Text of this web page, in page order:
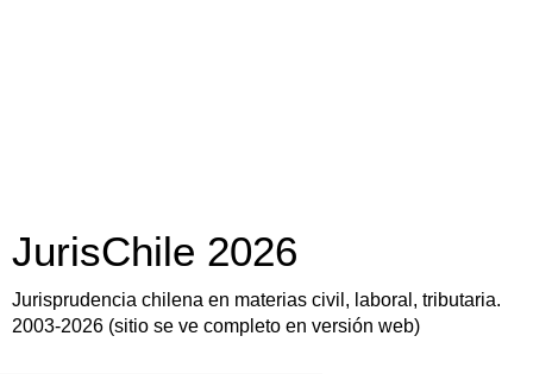
JurisChile 2026
Jurisprudencia chilena en materias civil, laboral, tributaria.
2003-2026 (sitio se ve completo en versión web)